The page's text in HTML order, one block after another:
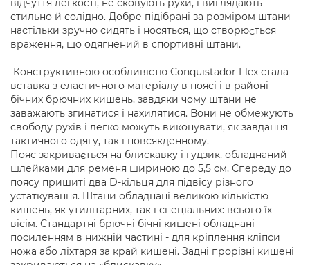
відчуття легкості, не сковують рухи, і виглядають
стильно й солідно. Добре підібрані за розміром штани
настільки зручно сидять і носяться, що створюється
враження, що одягнений в спортивні штани.
Конструктивною особливістю Conquistador Flex стала
вставка з еластичного матеріалу в поясі і в районі
бічних брючних кишень, завдяки чому штани не
заважають згинатися і нахилятися. Вони не обмежують
свободу рухів і легко можуть виконувати, як завдання
тактичного одягу, так і повсякденному.
Пояс закривається на блискавку і гудзик, обладнаний
шлейками для ременя шириною до 5,5 см, Спереду до
поясу пришиті два D-кільця для підвісу різного
устаткування. Штани обладнані великою кількістю
кишень, як утилітарних, так і спеціальних: всього їх
вісім. Стандартні брючні бічні кишені обладнані
посиленням в нижній частині - для кріплення кліпси
ножа або ліхтаря за край кишені. Задні прорізні кишені